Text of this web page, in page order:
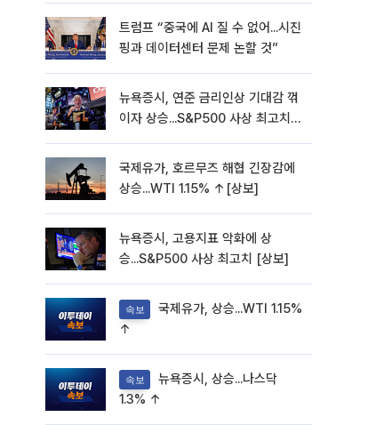
트럼프 “중국에 AI 질 수 없어...시진
핑과 데이터센터 문제 논할 것”
뉴욕증시, 연준 금리인상 기대감 꺾
이자 상승...S&P500 사상 최고치
국제유가, 호르무즈 해협 긴장감에
상승...WTI 1.15% ↑[상보]
뉴욕증시, 고용지표 악화에 상
승...S&P500 사상 최고치 [상보]
속보
↑
속보
1.3% ↑